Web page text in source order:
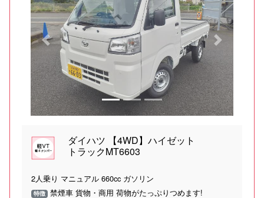
Previous Next
ダイハツ 【4WD】ハイゼット
トラックMT6603
2人乗り マニュアル 660cc ガソリン
特徴 禁煙車 貨物・商用 荷物がたっぷりつめます!